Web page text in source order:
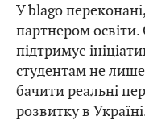
У blago
партнером
підтримує
студентам не
бачити реальні
розвитку в